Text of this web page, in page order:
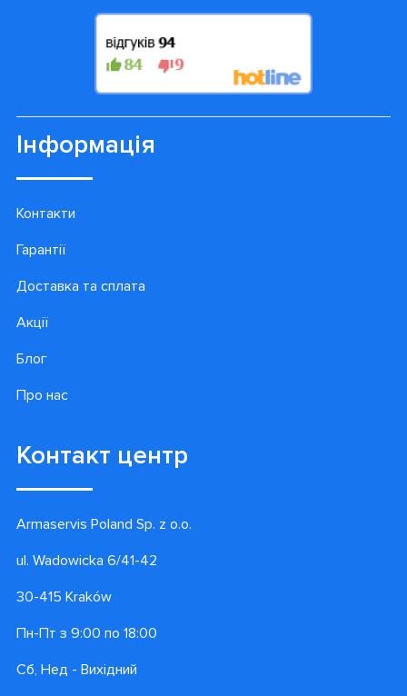
Інформація
Контакти
Гарантії
Доставка та сплата
Акції
Блог
Про нас
Контакт центр
Armaservis Poland Sp. z o.o.
ul. Wadowicka 6/41-42
30-415 Kraków
Пн-Пт з 9:00 по 18:00
Сб, Нед - Вихідний